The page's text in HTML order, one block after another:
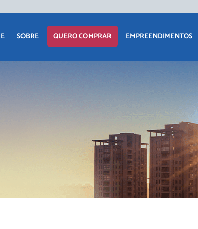
SOBRE QUERO COMPRAR EMPREENDIMENTOS
EM CONSTRUÇÃO
PRONTOS PARA
MORAR
COMERCIAIS